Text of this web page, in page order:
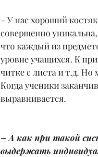
– У нас хороший
совершенно
что каждый из
уровне учащихся. К
читке с листа и т.д.
Когда ученики
выравнивается.
– А как при такой
выдержать